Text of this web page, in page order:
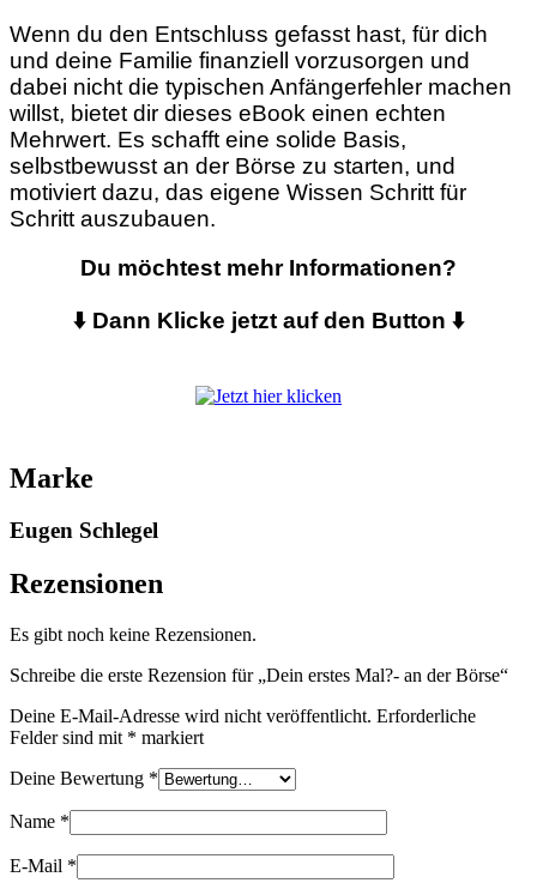
Wenn du den Entschluss gefasst hast, für dich
und deine Familie finanziell vorzusorgen und
dabei nicht die typischen Anfängerfehler machen
willst, bietet dir dieses eBook einen echten
Mehrwert. Es schafft eine solide Basis,
selbstbewusst an der Börse zu starten, und
motiviert dazu, das eigene Wissen Schritt für
Schritt auszubauen.
Du möchtest mehr Informationen?
⬇️ Dann Klicke jetzt auf den Button ⬇️
Marke
Eugen Schlegel
Rezensionen
Es gibt noch keine Rezensionen.
Schreibe die erste Rezension für „Dein erstes Mal?- an der Börse“
Deine E-Mail-Adresse wird nicht veröffentlicht. Erforderliche
Felder sind mit * markiert
Deine Bewertung *
Name *
E-Mail *